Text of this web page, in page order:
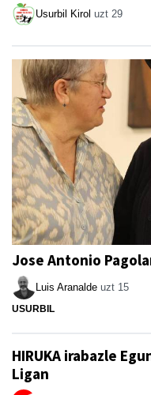
Usurbil Kirol uzt 29
Jose Antonio
Luis Aranalde uzt 15
USURBIL
HIRUKA irabazle
Ligan